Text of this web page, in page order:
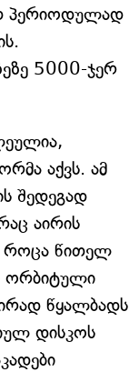
პერიოდულად
5000-ჯერ
აქვს. ამ
შედეგად
აირის
როცა წითელ
ორბიტული
წყალბადს
დისკოს